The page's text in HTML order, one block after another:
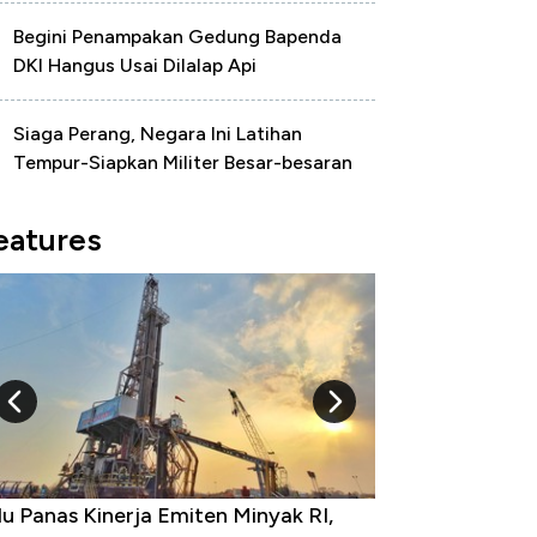
Begini Penampakan Gedung Bapenda
DKI Hangus Usai Dilalap Api
Siaga Perang, Negara Ini Latihan
Tempur-Siapkan Militer Besar-besaran
Provinsi dengan Tingkat